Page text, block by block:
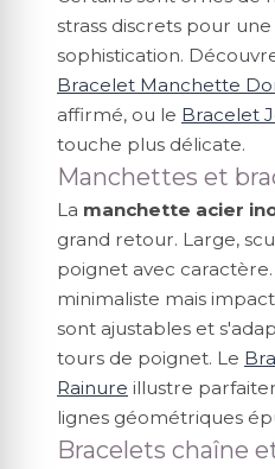
strass discrets pour
sophistication.
Bracelet Manchette
affirmé, ou le Bracelet
touche plus délicate.
Manchettes et
La manchette acier
grand retour. Large,
poignet avec
minimaliste mais
sont ajustables et
tours de poignet. Le
Rainure illustre
lignes géométriques
Bracelets chaîne